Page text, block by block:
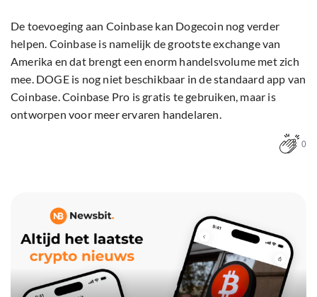
De toevoeging aan Coinbase kan Dogecoin nog verder
helpen. Coinbase is namelijk de grootste exchange van
Amerika en dat brengt een enorm handelsvolume met zich
mee. DOGE is nog niet beschikbaar in de standaard app van
Coinbase. Coinbase Pro is gratis te gebruiken, maar is
ontworpen voor meer ervaren handelaren.
0